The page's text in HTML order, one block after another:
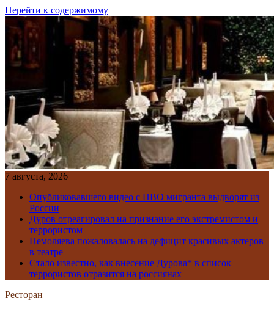
Перейти к содержимому
7 августа, 2026
Опубликовавшего видео с ПВО мигранта выдворят из
России
Дуров отреагировал на признание его экстремистом и
террористом
Немоляева пожаловалась на дефицит красивых актеров
в театре
Стало известно, как внесение Дурова* в список
террористов отразится на россиянах
Ресторан